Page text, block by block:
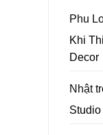
Phu
Khi
Decor
Nhật